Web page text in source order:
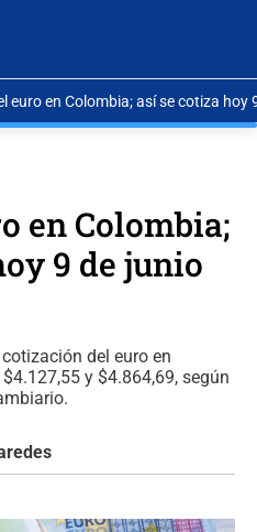
euro en Colombia; así se cotiza hoy
en Colombia;
9 de junio
del euro en
y $4.864,69, según